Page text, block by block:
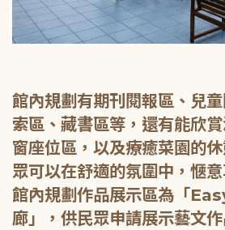
館內規劃有期刊閱報區、兒
索區、藏書區等，還有能欣
窗座位區，以及療癒菜園的
眾可以在舒適的氛圍中，愜
館內規劃作品展示區為「
廊」，供民眾申請展示藝文